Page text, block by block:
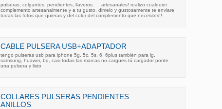
pulseras, colgantes, pendientes, llaveros. . . artesanales! realizo cualquier
complemento artesanalmente y a tu gusto. dimelo y gustosamente te enviare
todas las fotos que quieras y del color del complemento que necesites!!
CABLE PULSERA USB+ADAPTADOR
tengo pulseras usb para iphone 5g, 5c, 5s, 6, 6plus también para lg,
samsung, huawei, bq, casi todas las marcas no cargues tú cargador ponte
una pulsera y listo
COLLARES PULSERAS PENDIENTES
ANILLOS